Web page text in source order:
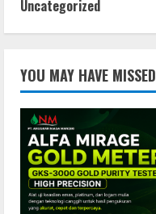
Uncategorized
YOU MAY HAVE MISSED